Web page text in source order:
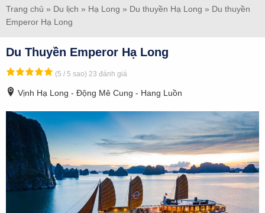
Trang chủ » Du lịch » Hạ Long » Du thuyền Hạ Long » Du thuyền
Emperor Hạ Long
Du Thuyền Emperor Hạ Long
(5 / 5 sao) 23 đánh giá
Vịnh Hạ Long - Động Mê Cung - Hang Luồn